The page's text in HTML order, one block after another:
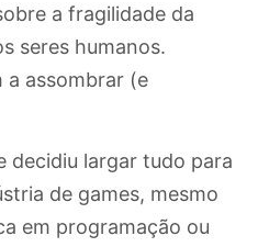
a fragilidade da
seres humanos.
a assombrar (e
decidiu largar tudo para
de games, mesmo
em programação ou